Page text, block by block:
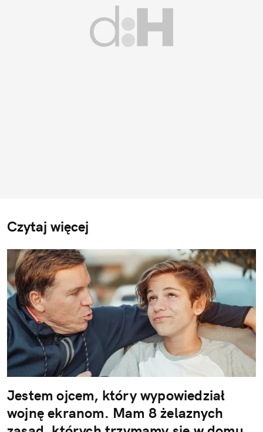
Czytaj więcej
Jestem ojcem, który wypowiedział
wojnę ekranom. Mam 8 żelaznych